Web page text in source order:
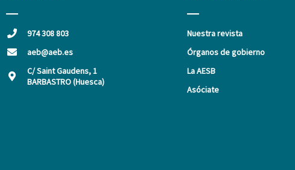
974 308 803
aeb@aeb.es
C/ Saint Gaudens, 1
BARBASTRO (Huesca)
Nuestra revista
Órganos de gobierno
La AESB
Asóciate